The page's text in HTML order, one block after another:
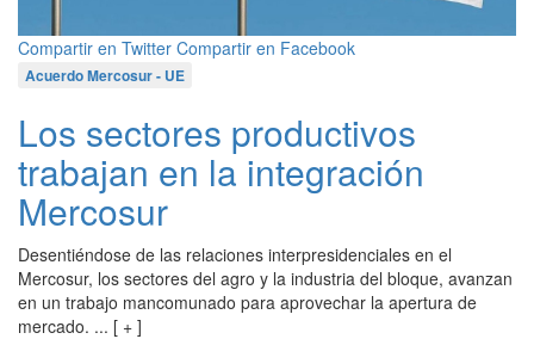
Compartir en Twitter Compartir en Facebook
Acuerdo Mercosur - UE
Los sectores productivos
trabajan en la integración
Mercosur
Desentiéndose de las relaciones interpresidenciales en el
Mercosur, los sectores del agro y la industria del bloque, avanzan
en un trabajo mancomunado para aprovechar la apertura de
mercado. ... [ + ]